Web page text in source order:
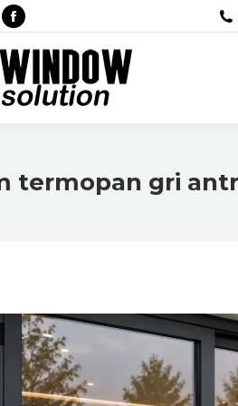
Facebook
page
opens
in
termopan gri